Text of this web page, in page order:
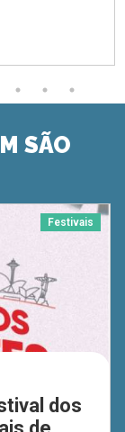
SÃO
Festivais
dos